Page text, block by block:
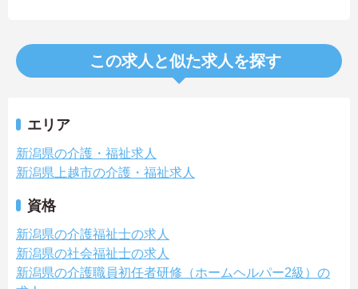
この求人と似た求人を探す
エリア
新潟県の介護・福祉求人
新潟県上越市の介護・福祉求人
資格
新潟県の介護福祉士の求人
新潟県の社会福祉士の求人
新潟県の介護職員初任者研修（ホームヘルパー2級）の